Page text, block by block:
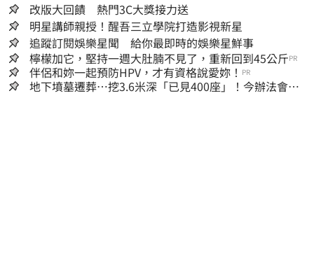
改版大回饋 熱門3C大獎接力送
明星講師親授！醒吾三立學院打造影視新星
追蹤訂閱娛樂星聞 給你最即時的娛樂星鮮事
檸檬加它，堅持一週大肚腩不見了，重新回到45公斤PR
伴侶和妳一起預防HPV，才有資格說愛妳！ PR
地下墳墓遷葬…挖3.6米深「已見400座」！今辦法會安